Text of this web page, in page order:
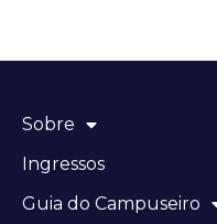
Sobre
Ingressos
Guia do Campuseiro